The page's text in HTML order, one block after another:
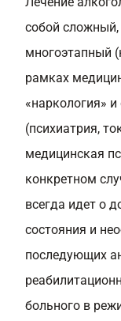
собой
многоэтапный
рамках
«наркология»
(психиатрия,
медицинская
конкретном
всегда идет о
состояния и
последующих
больного в